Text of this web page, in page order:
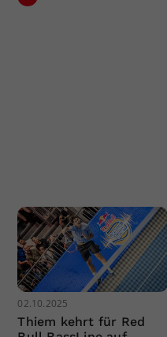
02.10.2025
Thiem kehrt für Red